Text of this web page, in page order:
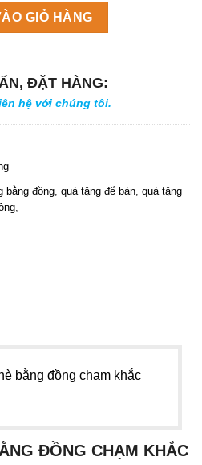
số lượng
GIỎ HÀNG
ĐẶT HÀNG:
hệ với chúng tôi.
bằng đồng quà tặng để bàn quà tặng
bằng đồng chạm khắc
ĐỒNG CHẠM KHẮC